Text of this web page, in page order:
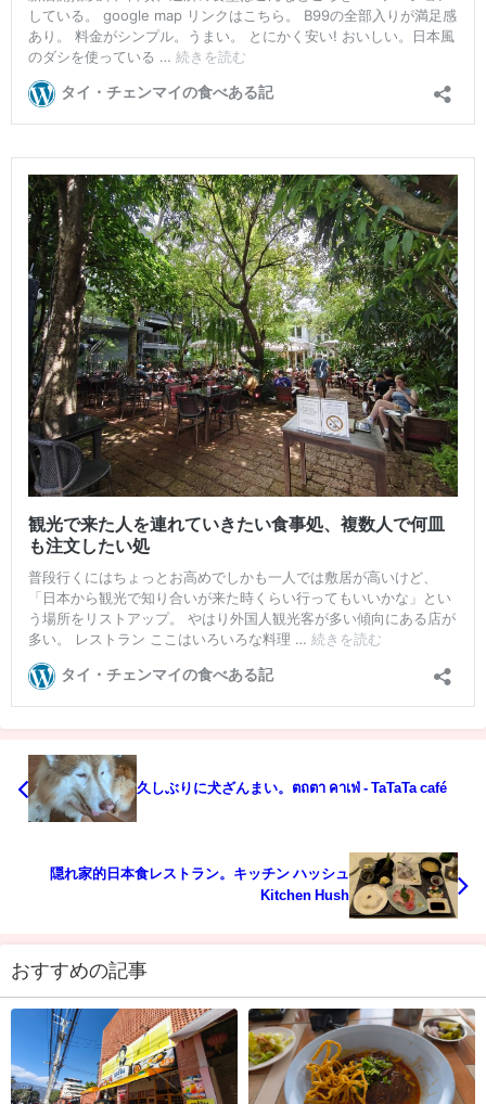
久しぶりに犬ざんまい。ตถตา คาเฟ่ - TaTaTa café
隠れ家的日本食レストラン。キッチン ハッシュ
Kitchen Hush
おすすめの記事